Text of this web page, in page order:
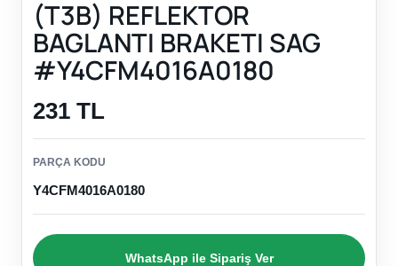
(T3B) REFLEKTOR
BAGLANTI BRAKETI SAG
#Y4CFM4016A0180
231 TL
PARÇA KODU
Y4CFM4016A0180
WhatsApp ile Sipariş Ver